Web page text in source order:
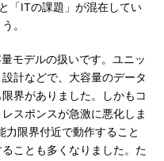
「ITの課題」が混在してい
。
モデルの扱いです。ユニッ
計などで、大容量のデータ
界がありました。しかもコ
スポンスが急激に悪化しま
力限界付近で動作すること
ことも多くなりました。た